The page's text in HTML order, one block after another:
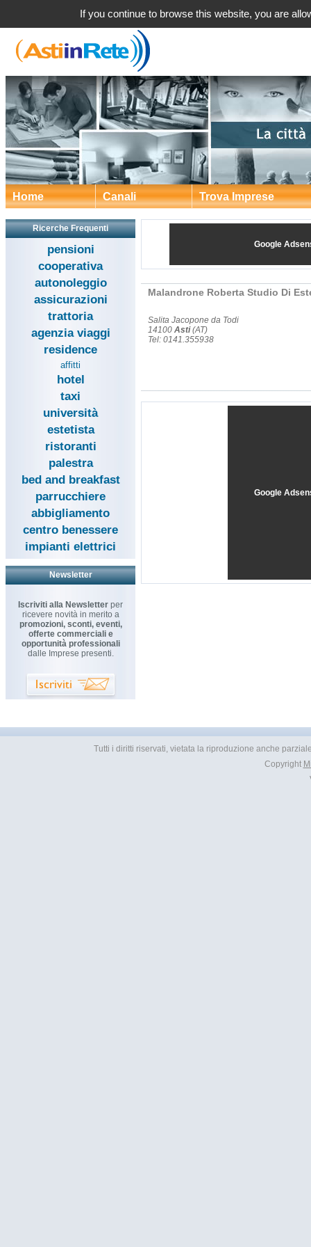
Home Canali Trova Imprese
Ricerche Frequenti
pensioni
cooperativa
autonoleggio
assicurazioni
trattoria
agenzia viaggi
residence
affitti
hotel
taxi
università
estetista
ristoranti
palestra
bed and breakfast
parrucchiere
abbigliamento
centro benessere
impianti elettrici
Newsletter
Iscriviti alla Newsletter per
ricevere novità in merito a
promozioni, sconti, eventi,
offerte commerciali e
opportunità professionali
dalle Imprese presenti.
Google
Malandrone Roberta Studio Di
Salita Jacopone da Todi
14100 Asti(AT)
Tel: 0141.355938
Google
Tutti i diritti riservati, vietata la riproduzione anche
Copyright
If you continue to browse this website, you are